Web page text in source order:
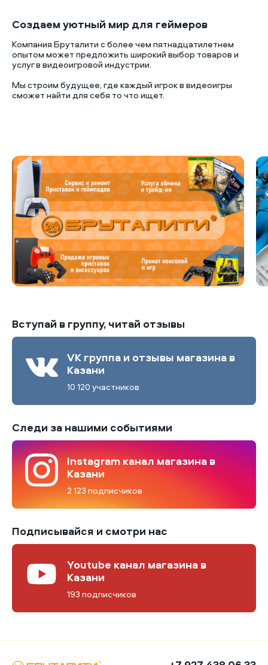
Создаем уютный мир для геймеров
Компания Бруталити с более чем пятнадцатилетнем
опытом может предложить широкий выбор товаров и
услуг в видеоигровой индустрии.
Мы строим будущее, где каждый игрок в видеоигры
сможет найти для себя то что ищет.
Вступай в группу, читай отзывы
VK группа и отзывы магазина в
Казани
10 120 участников
Следи за нашими событиями
Instagram канал магазина в
Казани
2 123 подписчиков
Подписывайся и смотри нас
Youtube канал магазина в
Казани
193 подписчиков